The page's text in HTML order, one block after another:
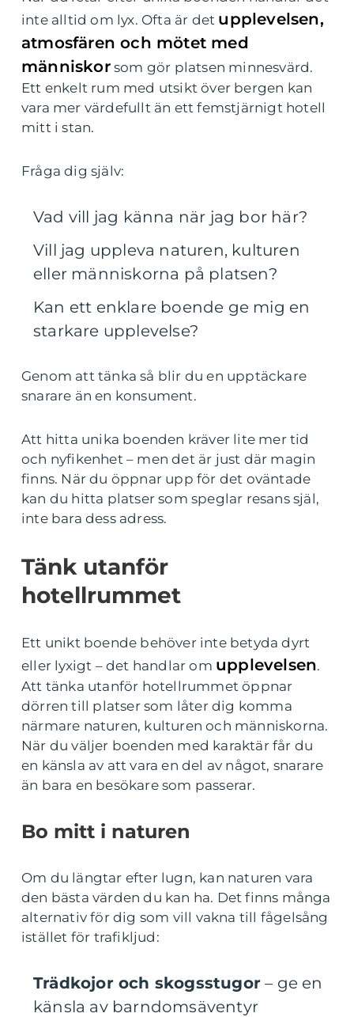
inte alltid om lyx. Ofta är det upplevelsen,
atmosfären och mötet med
människorsom gör platsen minnesvärd.
Ett enkelt rum med utsikt över bergen kan
vara mer värdefullt än ett femstjärnigt hotell
mitt i stan.
Fråga dig själv:
Vad vill jag känna när jag bor här?
Vill jag uppleva naturen, kulturen
eller människorna på platsen?
Kan ett enklare boende ge mig en
starkare upplevelse?
Genom att tänka så blir du en upptäckare
snarare än en konsument.
Att hitta unika boenden kräver lite mer tid
och nyfikenhet – men det är just där magin
finns. När du öppnar upp för det oväntade
kan du hitta platser som speglar resans själ,
inte bara dess adress.
Tänk utanför
hotellrummet
Ett unikt boende behöver inte betyda dyrt
eller lyxigt – det handlar om upplevelsen.
Att tänka utanför hotellrummet öppnar
dörren till platser som låter dig komma
närmare naturen, kulturen och människorna.
När du väljer boenden med karaktär får du
en känsla av att vara en del av något, snarare
än bara en besökare som passerar.
Bo mitt i naturen
Om du längtar efter lugn, kan naturen vara
den bästa värden du kan ha. Det finns många
alternativ för dig som vill vakna till fågelsång
istället för trafikljud:
Trädkojor och skogsstugor – ge en
känsla av barndomsäventyr